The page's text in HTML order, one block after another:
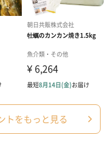
トをもっと見る